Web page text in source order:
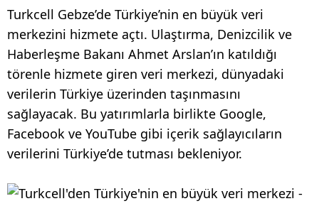
Turkcell Gebze’de Türkiye’nin en büyük veri
merkezini hizmete açtı. Ulaştırma, Denizcilik ve
Haberleşme Bakanı Ahmet Arslan’ın katıldığı
törenle hizmete giren veri merkezi, dünyadaki
verilerin Türkiye üzerinden taşınmasını
sağlayacak. Bu yatırımlarla birlikte Google,
Facebook ve YouTube gibi içerik sağlayıcıların
verilerini Türkiye’de tutması bekleniyor.